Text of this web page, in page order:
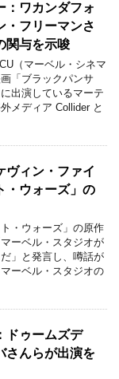
：ワカンダフォ
・フリーマンさ
関与を示唆
（マーベル・シネマ
「ブラックパンサ
出演しているマーテ
メディア Collider と
ヴィン・ファイ
・ウォーズ」の
・ウォーズ」の原作
ーベル・スタジオが
」と発言し、噂話が
ーベル・スタジオの
ドゥームズデ
さんらが出演を